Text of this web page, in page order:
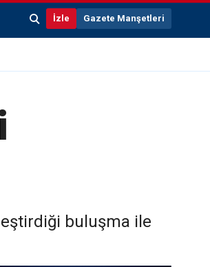
İzle Gazete Manşetleri
buluşma ile